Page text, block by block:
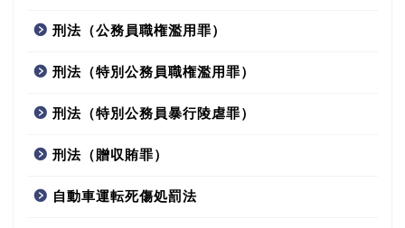
刑法（公務員職権濫用罪）
刑法（特別公務員職権濫用罪）
刑法（特別公務員暴行陵虐罪）
刑法（贈収賄罪）
自動車運転死傷処罰法